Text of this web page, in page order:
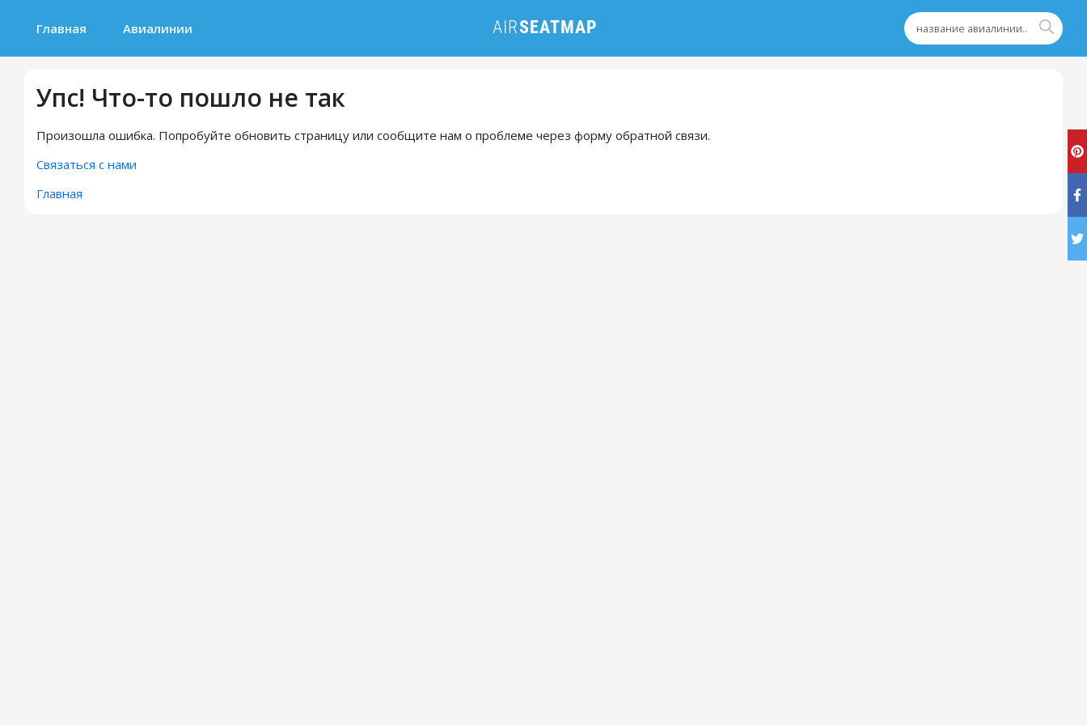
Главная Авиалинии
Упс! Что-то пошло не так
Произошла ошибка. Попробуйте обновить страницу или сообщите нам о проблеме через форму обратной связи.
Связаться с нами
Главная